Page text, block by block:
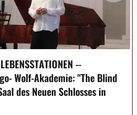
--
Wolf-Akademie: "The Blind
des Neuen Schlosses in